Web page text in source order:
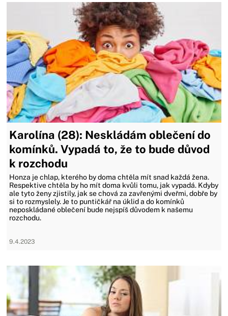
Karolína (28): Neskládám oblečení do
komínků. Vypadá to, že to bude důvod
k rozchodu
Honza je chlap, kterého by doma chtěla mít snad každá žena.
Respektive chtěla by ho mít doma kvůli tomu, jak vypadá. Kdyby
ale tyto ženy zjistily, jak se chová za zavřenými dveřmi, dobře by
si to rozmyslely. Je to puntičkář na úklid a do komínků
neposkládané oblečení bude nejspíš důvodem k našemu
rozchodu.
9.4.2023